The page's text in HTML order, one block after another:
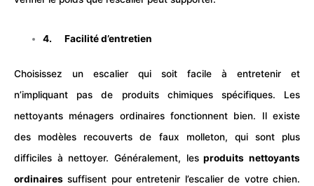
4. Facilité d’entretien
Choisissez un escalier qui soit facile à entretenir et
n’impliquant pas de produits chimiques spécifiques. Les
nettoyants ménagers ordinaires fonctionnent bien. Il existe
des modèles recouverts de faux molleton, qui sont plus
difficiles à nettoyer. Généralement, lesproduits nettoyants
ordinaires suffisent pour entretenir l’escalier de votre chien.